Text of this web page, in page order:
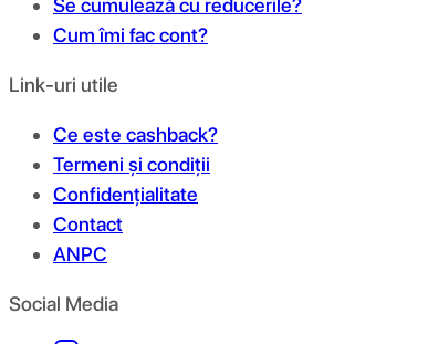
Se cumulează cu reducerile?
Cum îmi fac cont?
Link-uri utile
Ce este cashback?
Termeni și condiții
Confidențialitate
Contact
ANPC
Social Media